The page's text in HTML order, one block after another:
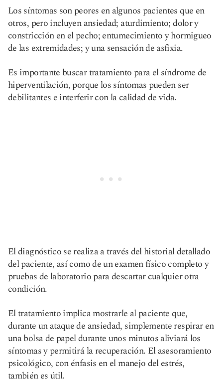
Los síntomas son peores en algunos pacientes que en
otros, pero incluyen ansiedad; aturdimiento; dolor y
constricción en el pecho; entumecimiento y hormigueo
de las extremidades; y una sensación de asfixia.
Es importante buscar tratamiento para el síndrome de
hiperventilación, porque los síntomas pueden ser
debilitantes e interferir con la calidad de vida.
El diagnóstico se realiza a través del historial detallado
del paciente, así como de un examen físico completo y
pruebas de laboratorio para descartar cualquier otra
condición.
El tratamiento implica mostrarle al paciente que,
durante un ataque de ansiedad, simplemente respirar en
una bolsa de papel durante unos minutos aliviará los
síntomas y permitirá la recuperación. El asesoramiento
psicológico, con énfasis en el manejo del estrés,
también es útil.